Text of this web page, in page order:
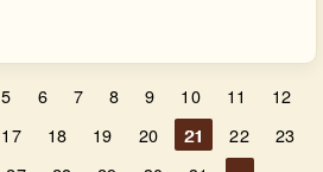
5 6 7 8 9 10 11
12
17 18 19 20 21 22
23